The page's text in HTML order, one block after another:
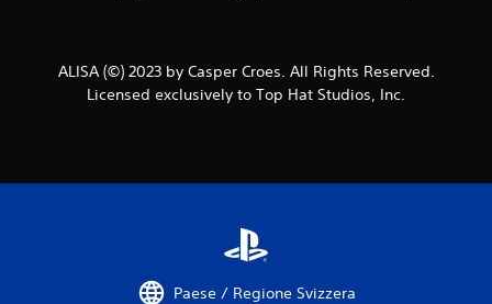
o
i
ALISA (©) 2023 by Casper Croes. All Rights Reserved.
Licensed exclusively to Top Hat Studios, Inc.
Paese / Regione Svizzera